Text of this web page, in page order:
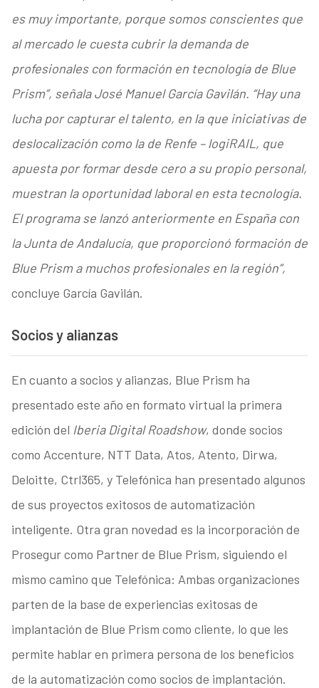
es muy importante, porque somos conscientes que
al mercado le cuesta cubrir la demanda de
profesionales con formación en tecnología de Blue
Prism”, señala José Manuel García Gavilán. “Hay una
lucha por capturar el talento, en la que iniciativas de
deslocalización como la de Renfe – logiRAIL, que
apuesta por formar desde cero a su propio personal,
muestran la oportunidad laboral en esta tecnología.
El programa se lanzó anteriormente en España con
la Junta de Andalucía, que proporcionó formación de
Blue Prism a muchos profesionales en la región”,
concluye García Gavilán.
Socios y alianzas
En cuanto a socios y alianzas, Blue Prism ha
presentado este año en formato virtual la primera
edición del Iberia Digital Roadshow, donde socios
como Accenture, NTT Data, Atos, Atento, Dirwa,
Deloitte, Ctrl365, y Telefónica han presentado algunos
de sus proyectos exitosos de automatización
inteligente. Otra gran novedad es la incorporación de
Prosegur como Partner de Blue Prism, siguiendo el
mismo camino que Telefónica: Ambas organizaciones
parten de la base de experiencias exitosas de
implantación de Blue Prism como cliente, lo que les
permite hablar en primera persona de los beneficios
de la automatización como socios de implantación.